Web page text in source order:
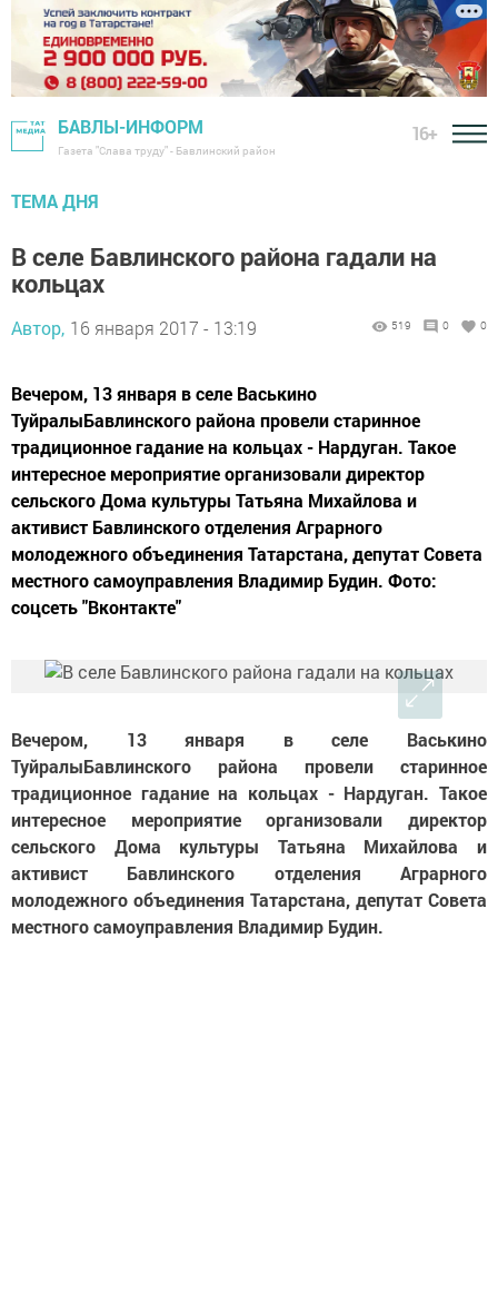
БАВЛЫ-ИНФОРМ
Газета "Слава труду" - Бавлинский район
16+
ТЕМА ДНЯ
В селе Бавлинского района гадали на
кольцах
Автор, 16 января 2017 - 13:19 519 0 0
Вечером, 13 января в селе Васькино
ТуйралыБавлинского района провели старинное
традиционное гадание на кольцах - Нардуган. Такое
интересное мероприятие организовали директор
сельского Дома культуры Татьяна Михайлова и
активист Бавлинского отделения Аграрного
молодежного объединения Татарстана, депутат Совета
местного самоуправления Владимир Будин. Фото:
соцсеть "Вконтакте"
Вечером, 13 января в селе Васькино
ТуйралыБавлинского района провели старинное
традиционное гадание на кольцах - Нардуган. Такое
интересное мероприятие организовали директор
сельского Дома культуры Татьяна Михайлова и
активист Бавлинского отделения Аграрного
молодежного объединения Татарстана, депутат Совета
местного самоуправления Владимир Будин.